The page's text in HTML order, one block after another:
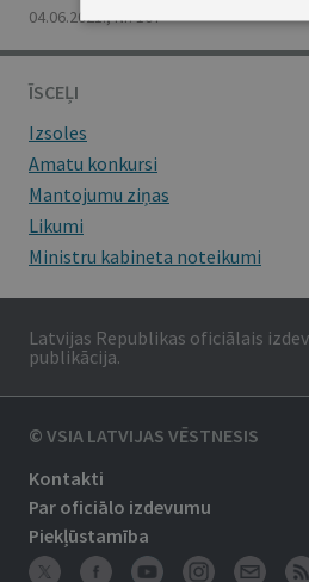
04.06.2021., Nr. 107
ĪSCEĻI
Izsoles
Amatu konkursi
Mantojumu ziņas
Likumi
Ministru kabineta noteikumi
Latvijas Republikas oficiālais
publikācija.
© VSIA LATVIJAS VĒSTNESIS
Kontakti
Par oficiālo izdevumu
Piekļūstamība